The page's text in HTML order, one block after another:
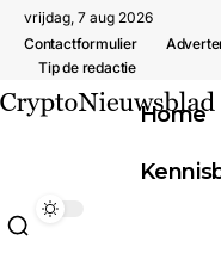
vrijdag, 7 aug 2026
Contactformulier
Tip de redactie
Home